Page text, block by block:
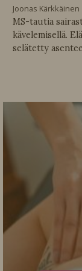
Joonas Kärkkäinen
MS-tautia
kävelemisellä.
selätetty